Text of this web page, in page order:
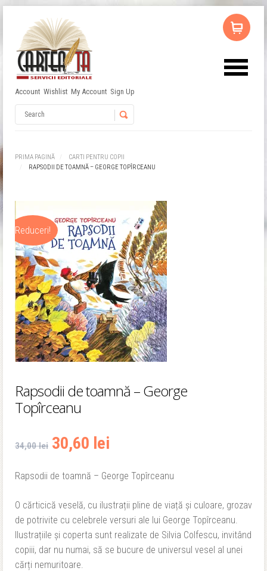
Account Wishlist My Account Sign Up
PRIMA PAGINĂ
CARTI PENTRU COPII
RAPSODII DE TOAMNĂ – GEORGE TOPÎRCEANU
Reduceri!
Rapsodii de toamnă – George
Topîrceanu
34,00lei Prețul
inițial
fost:
34,00 lei.
30,60 lei
curent
30,60 lei.
Rapsodii de toamnă – George Topîrceanu
O cărticică veselă, cu ilustrații pline de viață și culoare, grozav
de potrivite cu celebrele versuri ale lui George Topîrceanu.
Ilustrațiile și coperta sunt realizate de Silvia Colfescu, invitând
copiii, dar nu numai, să se bucure de universul vesel al unei
cărți nemuritoare.
Remember Me